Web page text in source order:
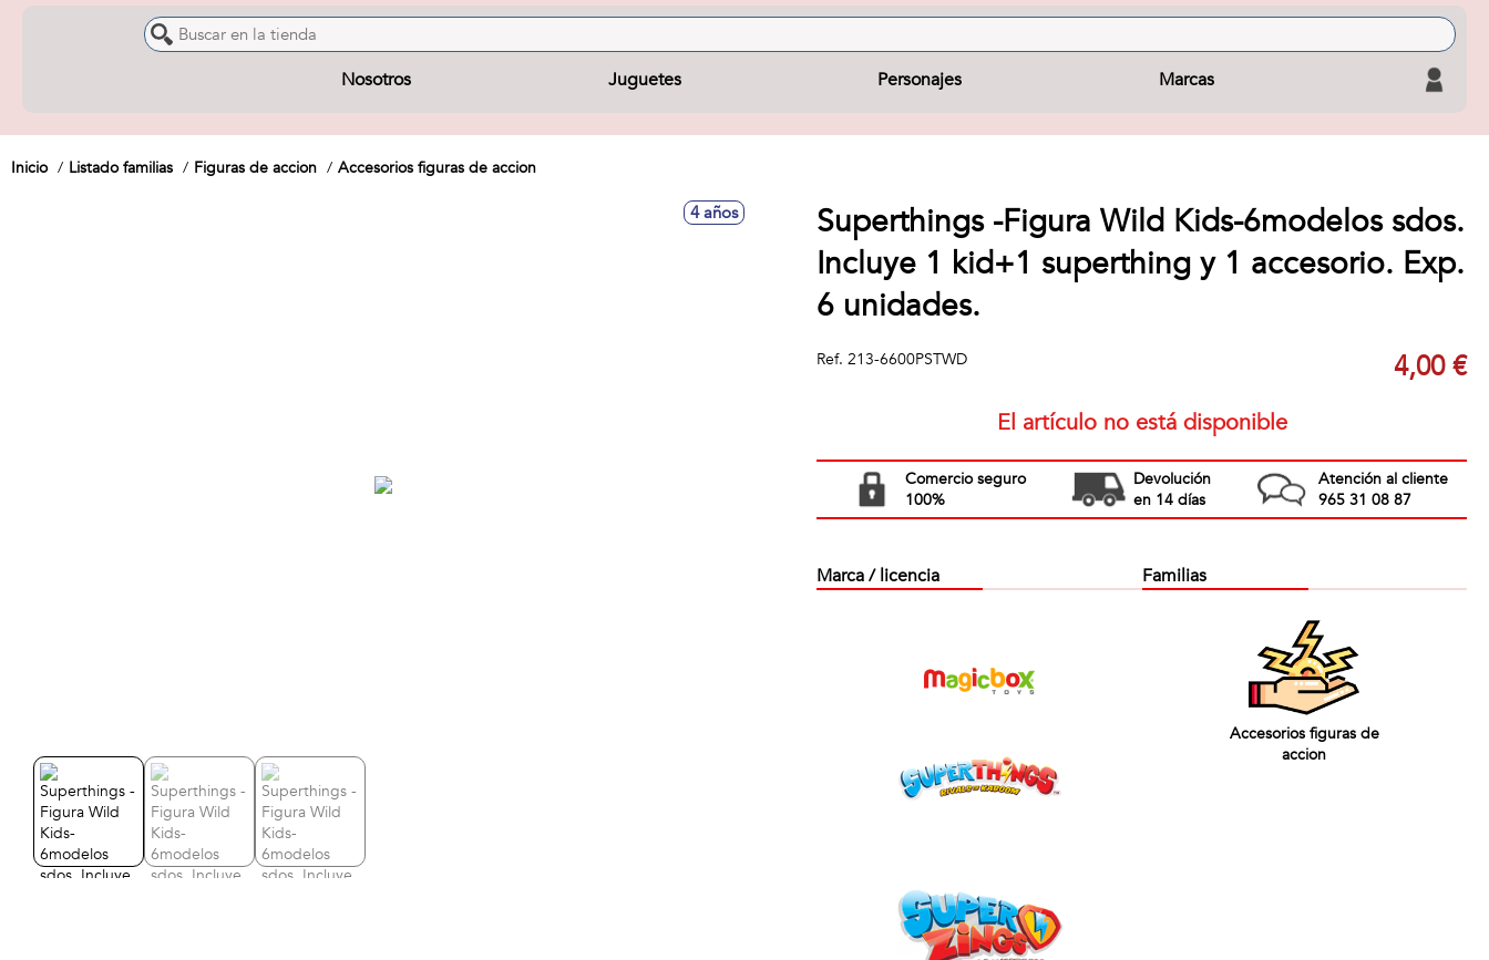
Nosotros Juguetes Personajes Marcas
Inicio Listado familias Figuras de accion Accesorios figuras de accion
4 años
Superthings -Figura Wild Kids-6modelos sdos.
Incluye 1 kid+1 superthing y 1 accesorio. Exp.
6 unidades.
Ref. 213-6600PSTWD 4,00 €
El artículo no está disponible
Comercio seguro
100%
Devolución
en 14 días
Atención al cliente
965 31 08 87
Marca / licencia Familias
Accesorios figuras de
accion